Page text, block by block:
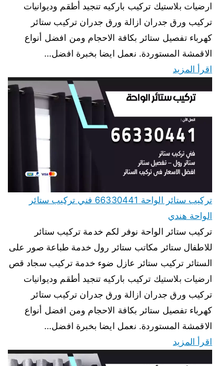
ارضيات بلاستيك تركيب باركيه تنجيد أطقم وديوانيات
تركيب ورق جدران ازالة ورق جدران تركيب ستائر
كهرباء تفصيل ستائر بكافة الاحجام ومن افضل أنواع
الاقمشة المستوردة. نعمل ايضا بخبرة افضل…
اقرأ المزيد
تركيب ستائر الواحة 66330441 فني تركيب ستائر
الواحة هندي
تركيب ستائر الواحة نوفر لكم خدمة تركيب ستائر
للاطفال ستائر مكاتب ستائر رول خدمة طباعة صور على
الستائر تركيب ستائر عازل ضوء خدمة تركيب سجاد قص
ارضيات بلاستيك تركيب باركيه تنجيد أطقم وديوانيات
تركيب ورق جدران ازالة ورق جدران تركيب ستائر
كهرباء تفصيل ستائر بكافة الاحجام ومن افضل أنواع
الاقمشة المستوردة. نعمل ايضا بخبرة افضل…
اقرأ المزيد